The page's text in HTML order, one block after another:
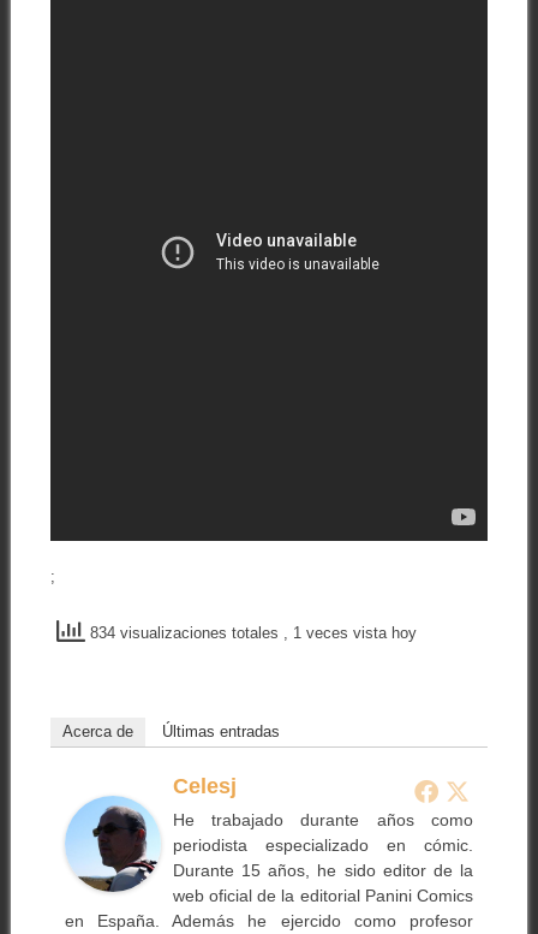
;
834 visualizaciones totales , 1 veces vista hoy
Acerca de Últimas entradas
Celesj
He trabajado durante años como
periodista especializado en cómic.
Durante 15 años, he sido editor de la
web oficial de la editorial Panini Comics
en España. Además he ejercido como profesor